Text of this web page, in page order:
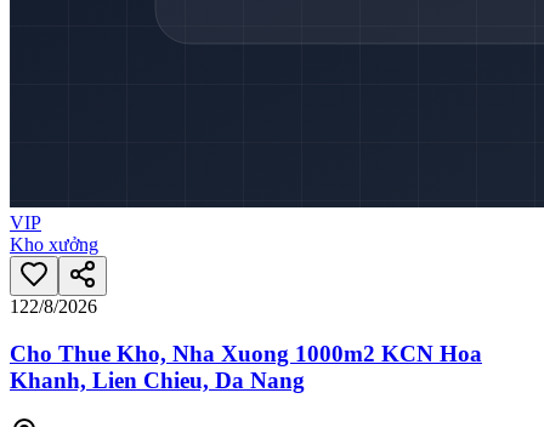
VIP
Kho xưởng
122/8/2026
Cho Thue Kho, Nha Xuong 1000m2 KCN Hoa
Khanh, Lien Chieu, Da Nang